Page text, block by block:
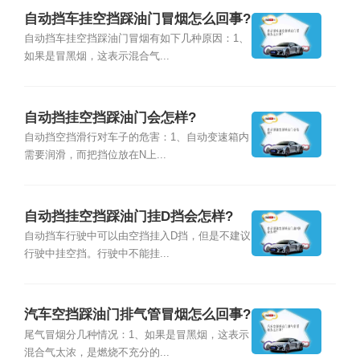
自动挡车挂空挡踩油门冒烟怎么回事?
自动挡车挂空挡踩油门冒烟有如下几种原因：1、
如果是冒黑烟，这表示混合气...
自动挡挂空挡踩油门会怎样?
自动挡空挡滑行对车子的危害：1、自动变速箱内
需要润滑，而把挡位放在N上...
自动挡挂空挡踩油门挂D挡会怎样?
自动挡车行驶中可以由空挡挂入D挡，但是不建议
行驶中挂空挡。行驶中不能挂...
汽车空挡踩油门排气管冒烟怎么回事?
尾气冒烟分几种情况：1、如果是冒黑烟，这表示
混合气太浓，是燃烧不充分的...